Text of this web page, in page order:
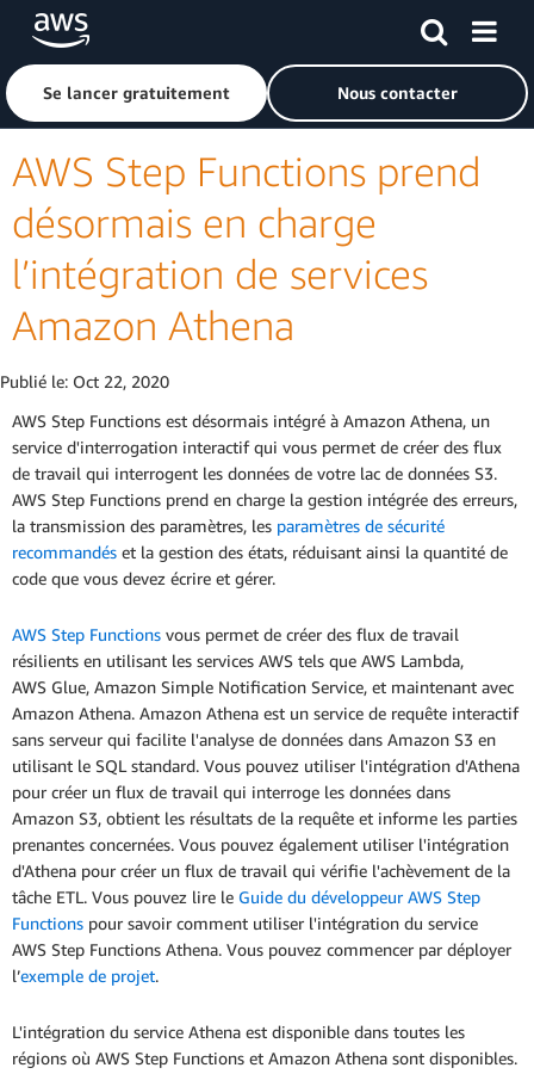
Passer au contenu principal
Cliquer ici pour revenir à la page d'accueil d'Amazon Web
Se lancer gratuitement Nous contacter
AWS Step Functions prend
désormais en charge
l’intégration de services
Amazon Athena
Publié le: Oct 22, 2020
AWS Step Functions est désormais intégré à Amazon Athena, un
service d'interrogation interactif qui vous permet de créer des flux
de travail qui interrogent les données de votre lac de données S3.
AWS Step Functions prend en charge la gestion intégrée des erreurs,
la transmission des paramètres, les paramètres de sécurité
recommandés et la gestion des états, réduisant ainsi la quantité de
code que vous devez écrire et gérer.
AWS Step Functions vous permet de créer des flux de travail
résilients en utilisant les services AWS tels que AWS Lambda,
AWS Glue, Amazon Simple Notification Service, et maintenant avec
Amazon Athena. Amazon Athena est un service de requête interactif
sans serveur qui facilite l'analyse de données dans Amazon S3 en
utilisant le SQL standard. Vous pouvez utiliser l'intégration d'Athena
pour créer un flux de travail qui interroge les données dans
Amazon S3, obtient les résultats de la requête et informe les parties
prenantes concernées. Vous pouvez également utiliser l'intégration
d'Athena pour créer un flux de travail qui vérifie l'achèvement de la
tâche ETL. Vous pouvez lire le Guide du développeur AWS Step
Functions pour savoir comment utiliser l'intégration du service
AWS Step Functions Athena. Vous pouvez commencer par déployer
l’exemple de projet.
L'intégration du service Athena est disponible dans toutes les
régions où AWS Step Functions et Amazon Athena sont disponibles.